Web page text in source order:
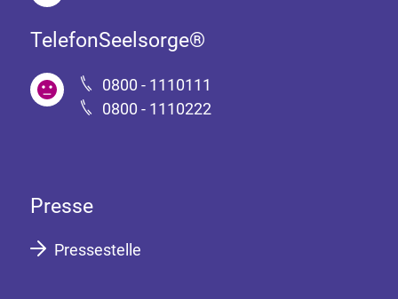
TelefonSeelsorge®
0800 - 1110111
0800 - 1110222
Presse
Pressestelle